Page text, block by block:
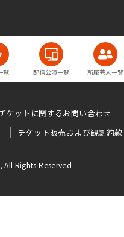
覧 配信公演一覧 所属芸人一覧
チケットに関するお問い合わせ
チケット販売および観劇約款
All Rights Reserved